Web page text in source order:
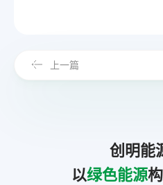
上一篇
创明能
以绿色能源